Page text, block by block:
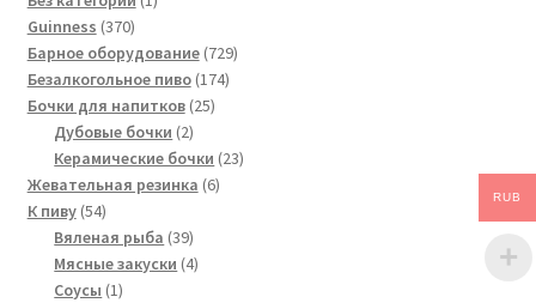
Guinness 370370
товаров
Барное оборудование 729729
Безалкогольное пиво 174174
Бочки для напитков 2525
Дубовые бочки 22
товара
Керамические бочки 2323
Жевательная резинка 66
К пиву 5454
товара
Вяленая рыба 3939
товаров
Мясные закуски 44
Соусы 11
RUB